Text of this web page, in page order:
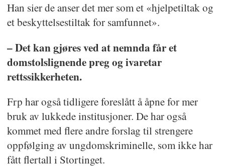
Han sier de anser det mer som et «hjelpetiltak og
et beskyttelsestiltak for samfunnet».
– Det kan gjøres ved at nemnda får et
domstolslignende preg og ivaretar
rettssikkerheten.
Frp har også tidligere foreslått å åpne for mer
bruk av lukkede institusjoner. De har også
kommet med flere andre forslag til strengere
oppfølging av ungdomskriminelle, som ikke har
fått flertall i Stortinget.